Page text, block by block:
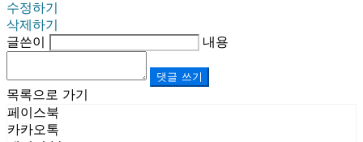
수정하기
삭제하기
글쓴이
내용
댓글 쓰기
목록으로 가기
페이스북
카카오톡